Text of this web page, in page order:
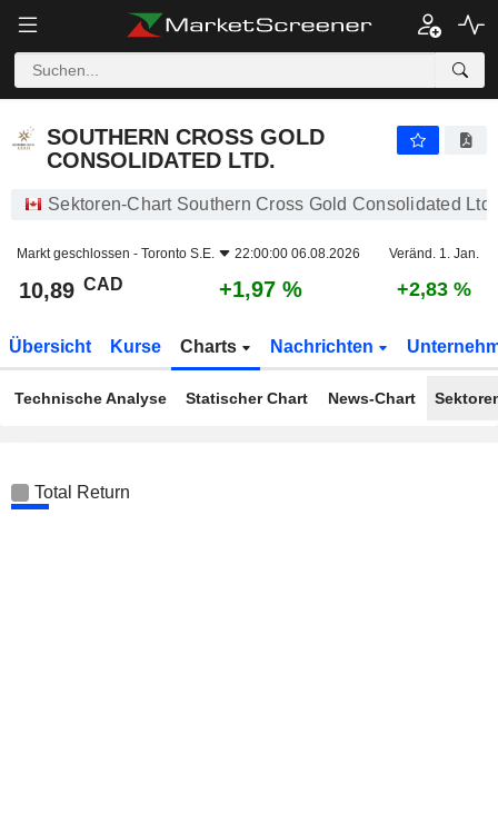
SOUTHERN CROSS GOLD
CONSOLIDATED LTD.
Sektoren-Chart Southern Cross Gold Consolidated
Markt geschlossen - Toronto S.E. 22:00:00 06.08.2026 Veränd. 1. Jan.
10,89 CAD +1,97 % +2,83 %
Übersicht Kurse Charts Nachrichten
Technische Analyse Statischer Chart News-Chart
Total Return